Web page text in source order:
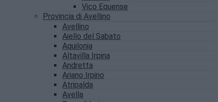
Vico Equense
Provincia di Avellino
Avellino
Aiello del Sabato
Aquilonia
Altavilla Irpina
Andretta
Ariano Irpino
Atripalda
Avella